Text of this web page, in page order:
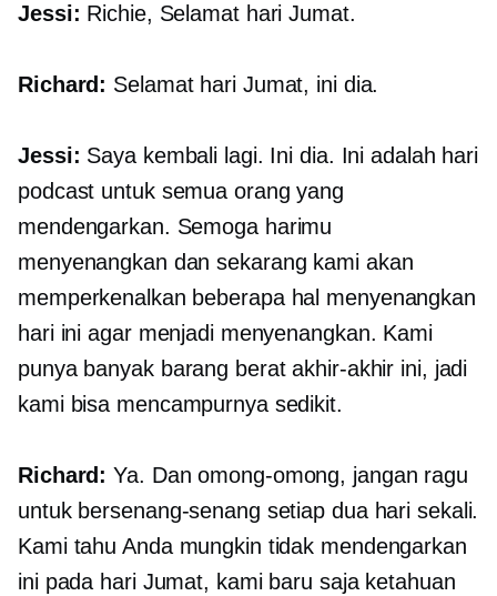
Jessi: Richie, Selamat hari Jumat.
Richard: Selamat hari Jumat, ini dia.
Jessi: Saya kembali lagi. Ini dia. Ini adalah hari
podcast untuk semua orang yang
mendengarkan. Semoga harimu
menyenangkan dan sekarang kami akan
memperkenalkan beberapa hal menyenangkan
hari ini agar menjadi menyenangkan. Kami
punya banyak barang berat akhir-akhir ini, jadi
kami bisa mencampurnya sedikit.
Richard: Ya. Dan omong-omong, jangan ragu
untuk bersenang-senang setiap dua hari sekali.
Kami tahu Anda mungkin tidak mendengarkan
ini pada hari Jumat, kami baru saja ketahuan